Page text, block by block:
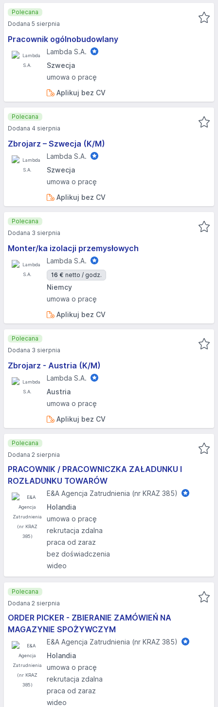
Pracownik ogólnobudowlany
Lambda S.A.
Szwecja
umowa o pracę
Aplikuj bez CV
Polecana
Dodana 5 sierpnia
Zbrojarz – Szwecja (K/M)
Lambda S.A.
Szwecja
umowa o pracę
Aplikuj bez CV
Polecana
Dodana 4 sierpnia
Monter/ka izolacji przemysłowych
Lambda S.A.
16 € netto / godz.
Niemcy
umowa o pracę
Aplikuj bez CV
Polecana
Dodana 3 sierpnia
Zbrojarz - Austria (K/M)
Lambda S.A.
Austria
umowa o pracę
Aplikuj bez CV
Polecana
Dodana 3 sierpnia
PRACOWNIK / PRACOWNICZKA ZAŁADUNKU I
ROZŁADUNKU TOWARÓW
E&A Agencja Zatrudnienia (nr KRAZ 385)
Holandia
umowa o pracę
rekrutacja zdalna
praca od zaraz
bez doświadczenia
wideo
Polecana
Dodana 2 sierpnia
ORDER PICKER - ZBIERANIE ZAMÓWIEŃ NA
MAGAZYNIE SPOŻYWCZYM
E&A Agencja Zatrudnienia (nr KRAZ 385)
Holandia
umowa o pracę
rekrutacja zdalna
praca od zaraz
wideo
Polecana
Dodana 2 sierpnia